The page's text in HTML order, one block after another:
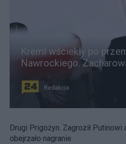
Kreml wściekły po
Nawrockiego.
Redakcja
Drugi Prigożyn. Zagroził Putinowi
obejrzało nagranie